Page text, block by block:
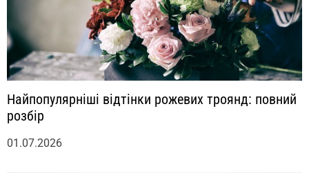
Найпопулярніші відтінки рожевих троянд: повний
розбір
01.07.2026